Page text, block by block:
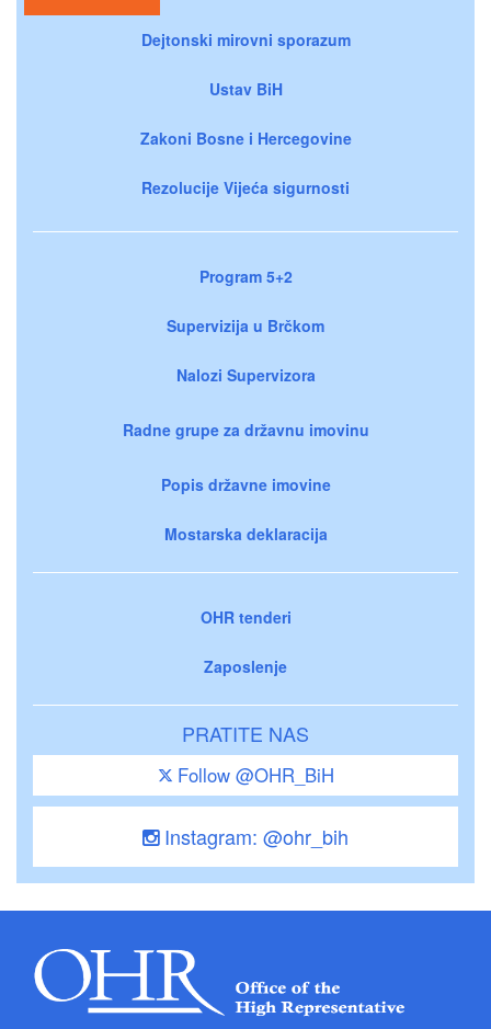
Dejtonski mirovni sporazum
Ustav BiH
Zakoni Bosne i Hercegovine
Rezolucije Vijeća sigurnosti
Program 5+2
Supervizija u Brčkom
Nalozi Supervizora
Radne grupe za državnu imovinu
Popis državne imovine
Mostarska deklaracija
OHR tenderi
Zaposlenje
PRATITE NAS
Follow @OHR_BiH
Instagram: @ohr_bih